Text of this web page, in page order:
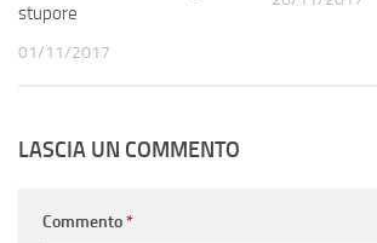
stupore
01/11/2017
LASCIA UN COMMENTO
Commento*